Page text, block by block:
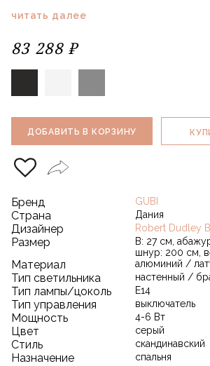
читать далее
83 288 ₽
ДОБАВИТЬ В КОРЗИНУ
Бренд GUBI
Страна Дания
Дизайнер Robert Dudley
Размер
В: 27 см,
шнур: 200 см,
Материал алюминий /
Тип светильника настенный /
Тип лампы/цоколь E14
Тип управления выключатель
Мощность 4-6 Вт
Цвет серый
Стиль скандинавский
Назначение спальня